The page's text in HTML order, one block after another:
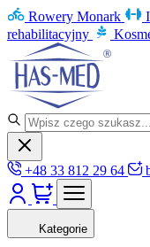
Rowery Monark
rehabilitacyjny
+48 33 812 29 64
Kategorie